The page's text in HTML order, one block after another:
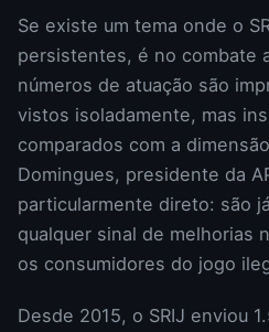
Se existe um tema onde o
persistentes, é no combate
números de atuação são
vistos isoladamente, mas
comparados com a
Domingues, presidente da
particularmente direto: são
qualquer sinal de melhorias
os consumidores do jogo
Desde 2015, o SRIJ enviou